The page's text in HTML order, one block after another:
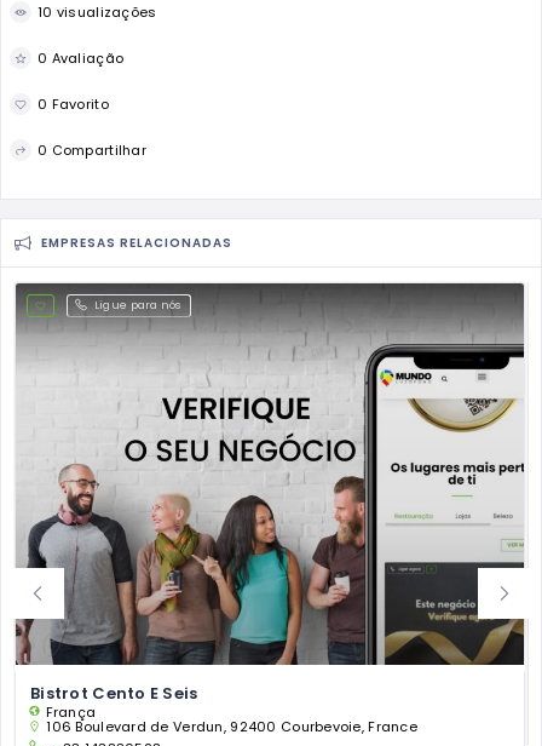
10 visualizações
0 Avaliação
0 Favorito
0 Compartilhar
EMPRESAS RELACIONADAS
Ligue para nós
Bistrot Cento E Seis
França
106 Boulevard de Verdun, 92400 Courbevoie, France